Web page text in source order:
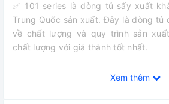
✅ 101 series là dòng tủ sấy xuất
Trung Quốc sản xuất. Đây là dòng tủ
về chất lượng và quy trình sản
chất lượng với giá thành tốt nhất.
lưu tự nhiên khi sấy các mẫu bột (khi
Xem thêm